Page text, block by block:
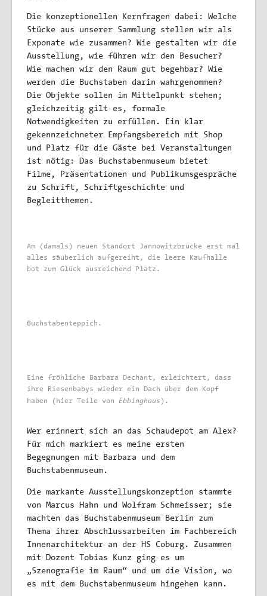
Die konzeptionellen Kernfragen dabei: Welche
Stücke aus unserer Sammlung stellen wir als
Exponate wie zusammen? Wie gestalten wir die
Ausstellung, wie führen wir den Besucher?
Wie machen wir den Raum gut begehbar? Wie
werden die Buchstaben darin wahrgenommen?
Die Objekte sollen im Mittelpunkt stehen;
gleichzeitig gilt es, formale
Notwendigkeiten zu erfüllen. Ein klar
gekennzeichneter Empfangsbereich mit Shop
und Platz für die Gäste bei Veranstaltungen
ist nötig: Das Buchstabenmuseum bietet
Filme, Präsentationen und Publikumsgespräche
zu Schrift, Schriftgeschichte und
Begleitthemen.
Am (damals) neuen Standort Jannowitzbrücke erst mal
alles säuberlich aufgereiht, die leere Kaufhalle
bot zum Glück ausreichend Platz.
Buchstabenteppich.
Eine fröhliche Barbara Dechant, erleichtert, dass
ihre Riesenbabys wieder ein Dach über dem Kopf
haben (hier Teile von Ebbinghaus ).
Wer erinnert sich an das Schaudepot am Alex?
Für mich markiert es meine ersten
Begegnungen mit Barbara und dem
Buchstabenmuseum.
Die markante Ausstellungskonzeption stammte
von Marcus Hahn und Wolfram Schmeisser; sie
machten das Buchstabenmuseum Berlin zum
Thema ihrer Abschlussarbeiten im Fachbereich
Innenarchitektur an der HS Coburg. Zusammen
mit Dozent Tobias Kunz ging es um
„Szenografie im Raum“ und um die Vision, wo
es mit dem Buchstabenmuseum hingehen kann.